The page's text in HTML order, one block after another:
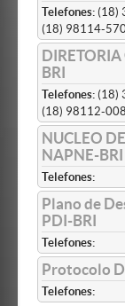
Telefones: (18)
(18) 98114-
BRI
Telefones: (18)
(18) 98112-
NUCLEO
NAPNE-BRI
Telefones:
Plano de
PDI-BRI
Telefones:
Protocolo
Telefones: